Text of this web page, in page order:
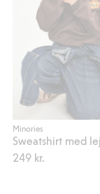
Minories
249 kr.